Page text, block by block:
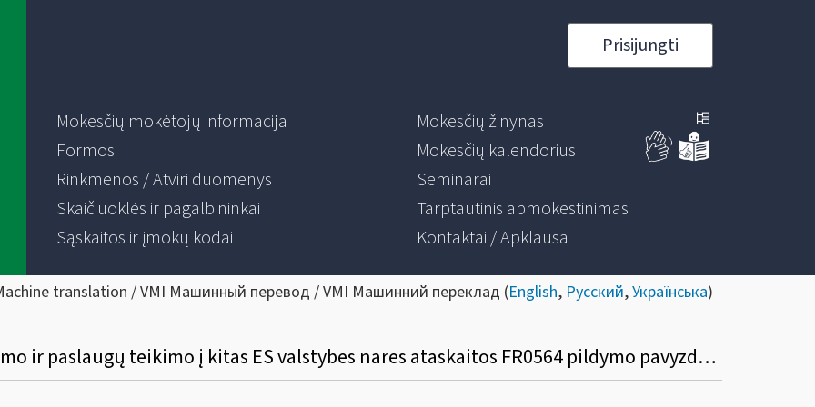
Prisijungti
Mokesčių mokėtojų informacija
Formos
Rinkmenos / Atviri duomenys
Skaičiuoklės ir pagalbininkai
Sąskaitos ir įmokų kodai
Mokesčių žinynas
Mokesčių kalendorius
Seminarai
Tarptautinis apmokestinimas
Kontaktai / Apklausa
translation / VMI Машинный перевод / VMI Машинний переклад (English, Русский,Українська)
PVM deklaracijos FR0600, prekių tiekimo ir paslaugų teikimo į kitas ES valstybes nares ataskaitos FR0564 pildymo pavyzdžiai